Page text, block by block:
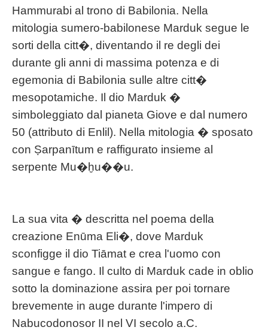
Hammurabi al trono di Babilonia. Nella
mitologia sumero-babilonese Marduk segue le
sorti della citt�, diventando il re degli dei
durante gli anni di massima potenza e di
egemonia di Babilonia sulle altre citt�
mesopotamiche. Il dio Marduk �
simboleggiato dal pianeta Giove e dal numero
50 (attributo di Enlil). Nella mitologia � sposato
con Ṣarpanītum e raffigurato insieme al
serpente Mu�ḫu��u.
La sua vita � descritta nel poema della
creazione Enūma Eli�, dove Marduk
sconfigge il dio Tiāmat e crea l'uomo con
sangue e fango. Il culto di Marduk cade in oblio
sotto la dominazione assira per poi tornare
brevemente in auge durante l'impero di
Nabucodonosor II nel VI secolo a.C.